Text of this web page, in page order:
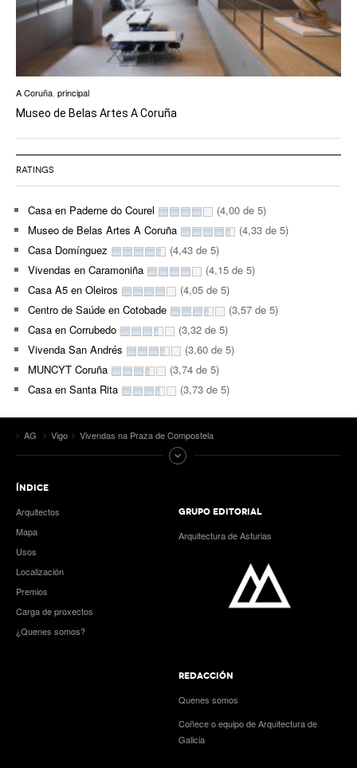
A Coruña, principal
Museo de Belas Artes A Coruña
RATINGS
Casa en Paderne do Courel
(4,00 de 5)
Museo de Belas Artes A Coruña
(4,33 de 5)
Casa Domínguez
(4,43 de 5)
Vivendas en Caramoniña
(4,15 de 5)
Casa A5 en Oleiros
(4,05 de 5)
Centro de Saúde en Cotobade
(3,57 de 5)
Casa en Corrubedo
(3,32 de 5)
Vivenda San Andrés
(3,60 de 5)
MUNCYT Coruña
(3,74 de 5)
Casa en Santa Rita
(3,73 de 5)
AG Vigo Vivendas na Praza de Compostela
ÍNDICE
Arquitectos
Mapa
Usos
Localización
Premios
Carga de proxectos
¿Quenes somos?
GRUPO EDITORIAL
Arquitectura de Asturias
REDACCIÓN
Quenes somos
Coñece o equipo de Arquitectura de
Galicia